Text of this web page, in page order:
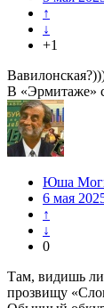
↑
↓
+1
В «Эрмитаже»
Юша
6 мая
↑
↓
0
Там, видишь
прозвищу